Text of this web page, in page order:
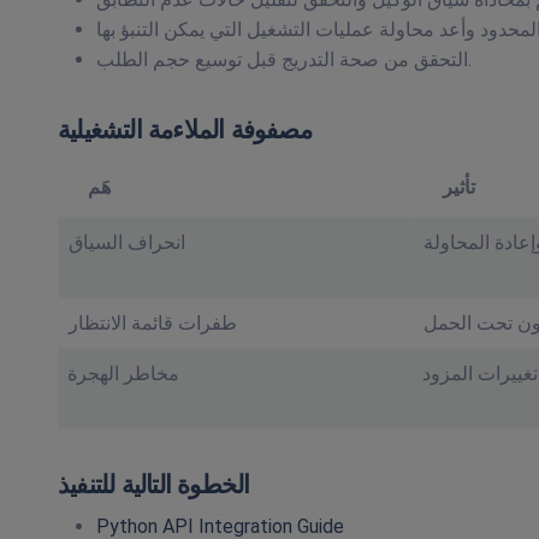
التحقق من صحة التدريج قبل توسيع حجم الطلب.
مصفوفة الملاءمة التشغيلية
هَم تأثير
انحراف السياق
طفرات قائمة الانتظار
مخاطر الهجرة
الخطوة التالية للتنفيذ
Python API Integration Guide